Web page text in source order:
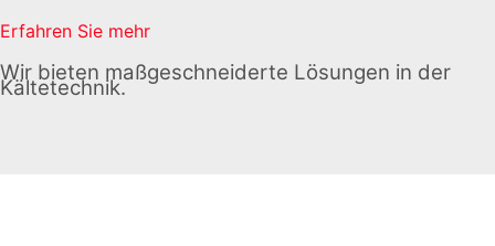
Erfahren Sie mehr
Wir bieten maßgeschneiderte Lösungen in der
Kältetechnik.